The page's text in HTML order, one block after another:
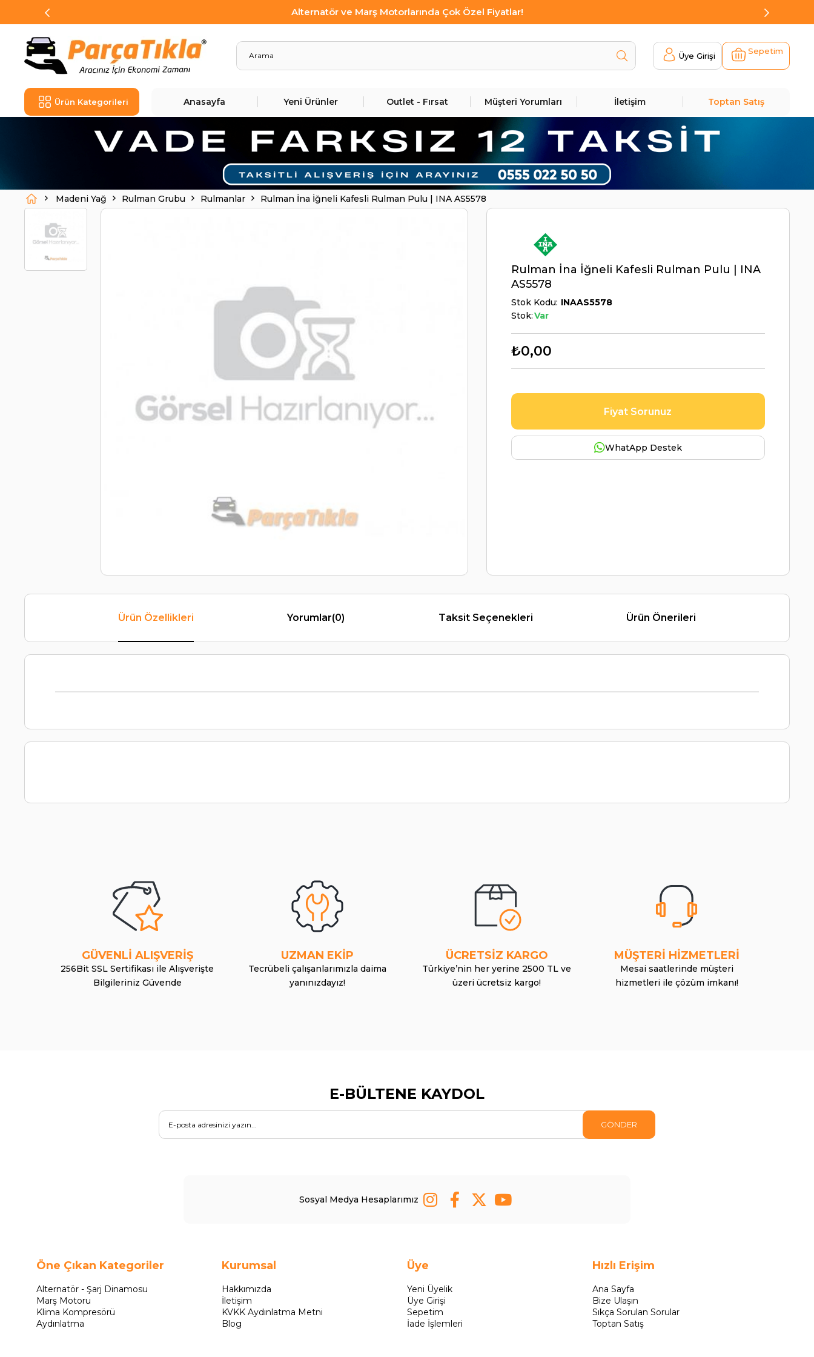
Alternatör ve Marş Motorlarında Çok Özel Fiyatlar!
Üye Girişi Sepetim
Ürün Kategorileri Anasayfa Yeni Ürünler Outlet - Fırsat Müşteri Yorumları İletişim Toptan Satış
Madeni Yağ Rulman Grubu Rulmanlar Rulman İna İğneli Kafesli Rulman Pulu | INA AS5578
Rulman İna İğneli Kafesli Rulman Pulu | INA
AS5578
Stok Kodu INAAS5578
Stok:Var
₺0,00
Fiyat Sorunuz
WhatApp Destek
Ürün Özellikleri Yorumlar(0) Taksit Seçenekleri Ürün Önerileri
GÜVENLİ ALIŞVERİŞ
256Bit SSL Sertifikası ile Alışverişte
Bilgileriniz Güvende
UZMAN EKİP
Tecrübeli çalışanlarımızla daima
yanınızdayız!
ÜCRETSİZ KARGO
Türkiye’nin her yerine 2500 TL ve
üzeri ücretsiz kargo!
MÜŞTERİ HİZMETLERİ
Mesai saatlerinde müşteri
hizmetleri ile çözüm imkanı!
E-BÜLTENE KAYDOL
GÖNDER
Sosyal Medya Hesaplarımız
Öne Çıkan Kategoriler
Alternatör - Şarj Dinamosu
Marş Motoru
Klima Kompresörü
Aydınlatma
Kurumsal
Hakkımızda
İletişim
KVKK Aydınlatma Metni
Blog
Üye
Yeni Üyelik
Üye Girişi
Sepetim
İade İşlemleri
Hızlı Erişim
Ana Sayfa
Bize Ulaşın
Sıkça Sorulan Sorular
Toptan Satış